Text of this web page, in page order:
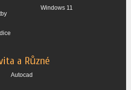
Windows 11
a Různé
Autocad